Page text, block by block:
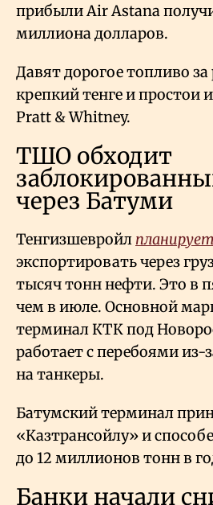
прибыли Air Astana
миллиона долларов.
Давят дорогое топливо
крепкий тенге и простои
Pratt & Whitney.
ТШО обходит
через Батуми
Тенгизшевройл планирует
экспортировать через
тысяч тонн нефти. Это в
чем в июле. Основной
терминал КТК под
работает с перебоями из-
на танкеры.
Батумский терминал
«Казтрансойлу» и
до 12 миллионов тонн в
Банки начали